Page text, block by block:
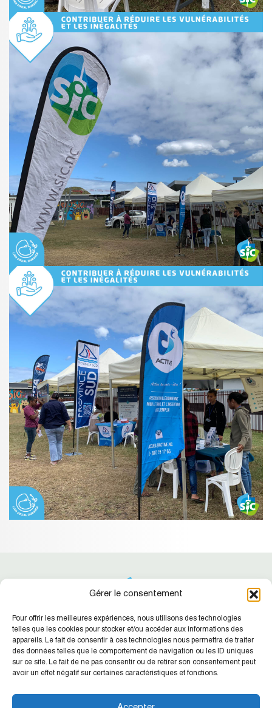
Gérer le consentement
Pour offrir les meilleures expériences, nous utilisons des technologies
telles que les cookies pour stocker et/ou accéder aux informations des
appareils. Le fait de consentir à ces technologies nous permettra de traiter
des données telles que le comportement de navigation ou les ID uniques
sur ce site. Le fait de ne pas consentir ou de retirer son consentement peut
avoir un effet négatif sur certaines caractéristiques et fonctions.
Suivez-nous ! Retrouvez nos dernières actualités
SIC NC Agence de la Place